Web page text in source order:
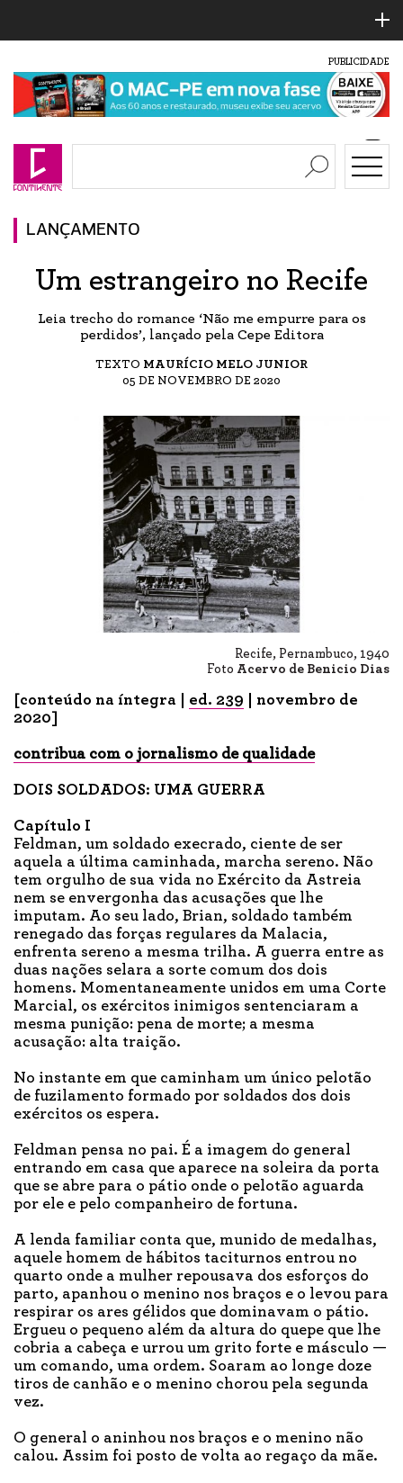
PUBLICIDADE
LANÇAMENTO
Um estrangeiro no Recife
Leia trecho do romance ‘Não me empurre para os
perdidos’, lançado pela Cepe Editora
TEXTO MAURÍCIO MELO JUNIOR
05 DE NOVEMBRO DE 2020
Recife, Pernambuco, 1940
Foto Acervo de Benicio Dias
[conteúdo na íntegra | ed. 239 | novembro de
2020]
contribua com o jornalismo de qualidade
DOIS SOLDADOS: UMA GUERRA
Capítulo I
Feldman, um soldado execrado, ciente de ser
aquela a última caminhada, marcha sereno. Não
tem orgulho de sua vida no Exército da Astreia
nem se envergonha das acusações que lhe
imputam. Ao seu lado, Brian, soldado também
renegado das forças regulares da Malacia,
enfrenta sereno a mesma trilha. A guerra entre as
duas nações selara a sorte comum dos dois
homens. Momentaneamente unidos em uma Corte
Marcial, os exércitos inimigos sentenciaram a
mesma punição: pena de morte; a mesma
acusação: alta traição.
No instante em que caminham um único pelotão
de fuzilamento formado por soldados dos dois
exércitos os espera.
Feldman pensa no pai. É a imagem do general
entrando em casa que aparece na soleira da porta
que se abre para o pátio onde o pelotão aguarda
por ele e pelo companheiro de fortuna.
A lenda familiar conta que, munido de medalhas,
aquele homem de hábitos taciturnos entrou no
quarto onde a mulher repousava dos esforços do
parto, apanhou o menino nos braços e o levou para
respirar os ares gélidos que dominavam o pátio.
Ergueu o pequeno além da altura do quepe que lhe
cobria a cabeça e urrou um grito forte e másculo —
um comando, uma ordem. Soaram ao longe doze
tiros de canhão e o menino chorou pela segunda
vez.
O general o aninhou nos braços e o menino não
calou. Assim foi posto de volta ao regaço da mãe.